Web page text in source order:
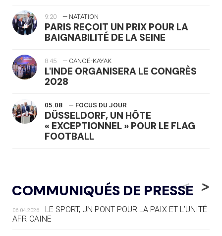
9:20 — NATATION
PARIS REÇOIT UN PRIX POUR LA
BAIGNABILITÉ DE LA SEINE
8:45 — CANOË-KAYAK
L'INDE ORGANISERA LE CONGRÈS
2028
05.08 — FOCUS DU JOUR
DÜSSELDORF, UN HÔTE
« EXCEPTIONNEL » POUR LE FLAG
FOOTBALL
LE RÊVE DE VOIR LA LUGE ALPINE
AUX JO « N'EST PAS FINI »
05.08 — TIR À L'ARC
DES MONDIAUX À BRISBANE SUR LA
COMMUNIQUÉS DE PRESSE
<
06.04.2026
LE SPORT, UN PONT POUR LA PAIX ET L’UNITÉ
AFRICAINE
>